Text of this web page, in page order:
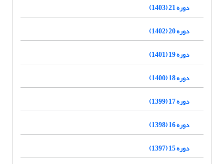
دوره 21 (1403)
دوره 20 (1402)
دوره 19 (1401)
دوره 18 (1400)
دوره 17 (1399)
دوره 16 (1398)
دوره 15 (1397)